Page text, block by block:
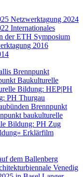
Netzwerktagung 2024
Internationales
der ETH Symposium
2016
Brennpunkt
Baukulturelle
Bildung: HEP|PH
PH Thurgau
Brennpunkt
baukulturelle
Bildung: PH Zug
Erklärfilm
dem Ballenberg
Venedig